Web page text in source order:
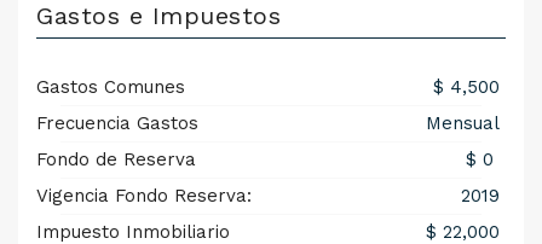
Gastos e Impuestos
Gastos Comunes
$ 4,500
Frecuencia Gastos
Mensual
Fondo de Reserva
Vigencia Fondo Reserva:
2019
Impuesto Inmobiliario
$ 22,000